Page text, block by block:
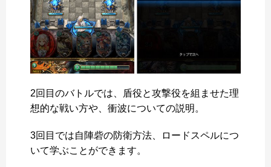
2回目のバトルでは、盾役と攻撃役を組ませた理
想的な戦い方や、衝波についての説明。
3回目では自陣砦の防衛方法、ロードスペルにつ
いて学ぶことができます。